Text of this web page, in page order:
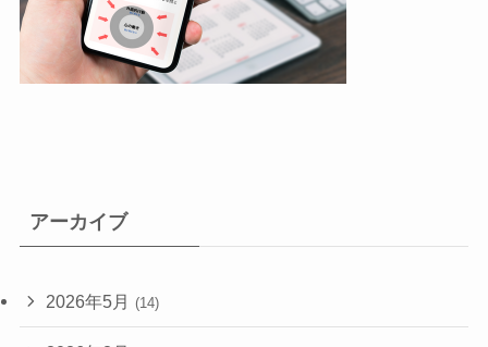
アーカイブ
2026年5月 (14)